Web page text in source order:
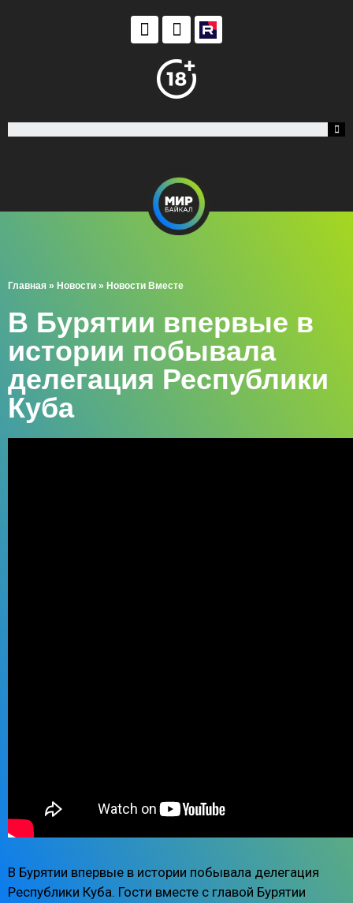
Главная » Новости » Новости Вместе
В Бурятии впервые в
истории побывала
делегация Республики
Куба
В Бурятии впервые в истории побывала делегация
Республики Куба. Гости вместе с главой Бурятии